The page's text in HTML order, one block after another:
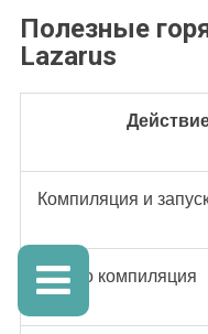
Полезные
Lazarus
Компиляция и
Только компиляция